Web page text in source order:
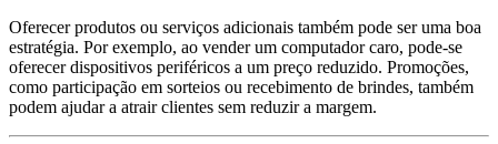
Oferecer produtos ou serviços adicionais também pode ser uma boa
estratégia. Por exemplo, ao vender um computador caro, pode-se
oferecer dispositivos periféricos a um preço reduzido. Promoções,
como participação em sorteios ou recebimento de brindes, também
podem ajudar a atrair clientes sem reduzir a margem.